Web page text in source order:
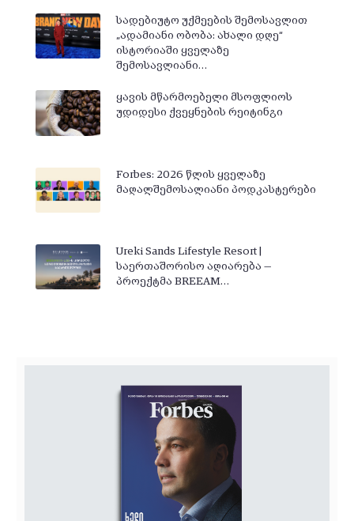
სადებიუტო უქმეების შემოსავლით
„ადამიანი ობობა: ახალი დღე“
ისტორიაში ყველაზე
შემოსავლიანი…
ყავის მწარმოებელი მსოფლიოს
უდიდესი ქვეყნების რეიტინგი
Forbes: 2026 წლის ყველაზე
მაღალშემოსალიანი პოდკასტერები
Ureki Sands Lifestyle Resort |
საერთაშორისო აღიარება —
პროექტმა BREEAM…